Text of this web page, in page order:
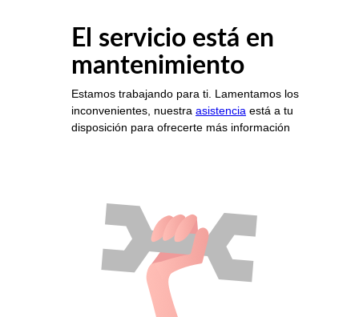
El servicio está en
mantenimiento
Estamos trabajando para ti. Lamentamos los
inconvenientes, nuestra asistencia está a tu
disposición para ofrecerte más información